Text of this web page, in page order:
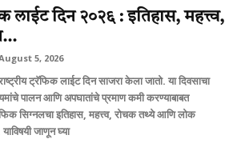
लाईट दिन २०२६ : इतिहास, महत्त्व,
5, 2026
ट्रॅफिक लाईट दिन साजरा केला जातो. या दिवसाचा
पालन आणि अपघातांचे प्रमाण कमी करण्याबाबत
सिग्नलचा इतिहास, महत्त्व, रोचक तथ्ये आणि लोक
जाणून घ्या